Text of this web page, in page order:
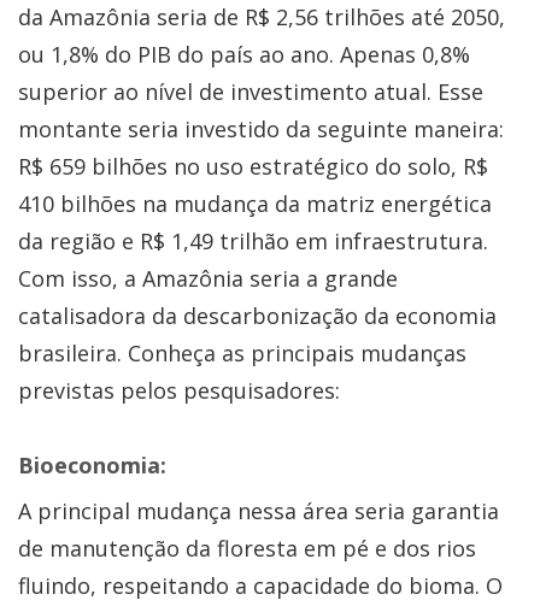
da Amazônia seria de R$ 2,56 trilhões até 2050,
ou 1,8% do PIB do país ao ano. Apenas 0,8%
superior ao nível de investimento atual. Esse
montante seria investido da seguinte maneira:
R$ 659 bilhões no uso estratégico do solo, R$
410 bilhões na mudança da matriz energética
da região e R$ 1,49 trilhão em infraestrutura.
Com isso, a Amazônia seria a grande
catalisadora da descarbonização da economia
brasileira. Conheça as principais mudanças
previstas pelos pesquisadores:
Bioeconomia:
A principal mudança nessa área seria garantia
de manutenção da floresta em pé e dos rios
fluindo, respeitando a capacidade do bioma. O